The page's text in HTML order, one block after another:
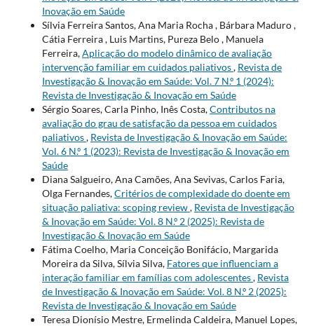
Inovação em Saúde
Sílvia Ferreira Santos, Ana Maria Rocha , Bárbara Maduro ,
Cátia Ferreira , Luis Martins, Pureza Belo , Manuela
Ferreira,Aplicação do modelo dinâmico de avaliação
intervenção familiar em cuidados paliativos, Revista de
Investigação & Inovação em Saúde: Vol. 7 N.º 1 (2024):
Revista de Investigação & Inovação em Saúde
Sérgio Soares, Carla Pinho, Inês Costa,Contributos na
avaliação do grau de satisfação da pessoa em cuidados
paliativos, Revista de Investigação & Inovação em Saúde:
Vol. 6 N.º 1 (2023): Revista de Investigação & Inovação em
Saúde
Diana Salgueiro, Ana Camões, Ana Sevivas, Carlos Faria,
Olga Fernandes,Critérios de complexidade do doente em
situação paliativa: scoping review, Revista de Investigação
& Inovação em Saúde: Vol. 8 N.º 2 (2025): Revista de
Investigação & Inovação em Saúde
Fátima Coelho, Maria Conceição Bonifácio, Margarida
Moreira da Silva, Sílvia Silva, Fatores que influenciam a
interação familiar em famílias com adolescentes, Revista
de Investigação & Inovação em Saúde: Vol. 8 N.º 2 (2025):
Revista de Investigação & Inovação em Saúde
Teresa Dionísio Mestre, Ermelinda Caldeira, Manuel Lopes,